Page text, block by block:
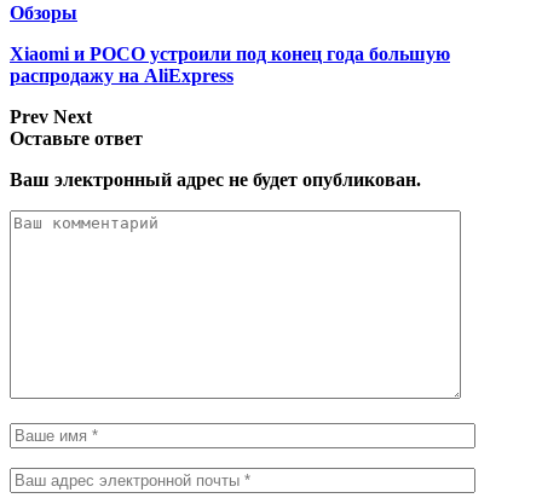
Обзоры
Xiaomi и POCO устроили под конец года большую
распродажу на AliExpress
Prev Next
Оставьте ответ
Ваш электронный адрес не будет опубликован.